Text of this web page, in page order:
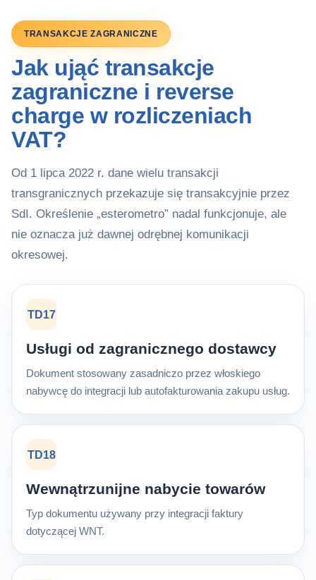
TRANSAKCJE ZAGRANICZNE
Jak ująć transakcje
zagraniczne i reverse
charge w rozliczeniach
VAT?
Od 1 lipca 2022 r. dane wielu transakcji
transgranicznych przekazuje się transakcyjnie przez
SdI. Określenie „esterometro” nadal funkcjonuje, ale
nie oznacza już dawnej odrębnej komunikacji
okresowej.
TD17
Usługi od zagranicznego dostawcy
Dokument stosowany zasadniczo przez włoskiego
nabywcę do integracji lub autofakturowania zakupu usług.
TD18
Wewnątrzunijne nabycie towarów
Typ dokumentu używany przy integracji faktury
dotyczącej WNT.